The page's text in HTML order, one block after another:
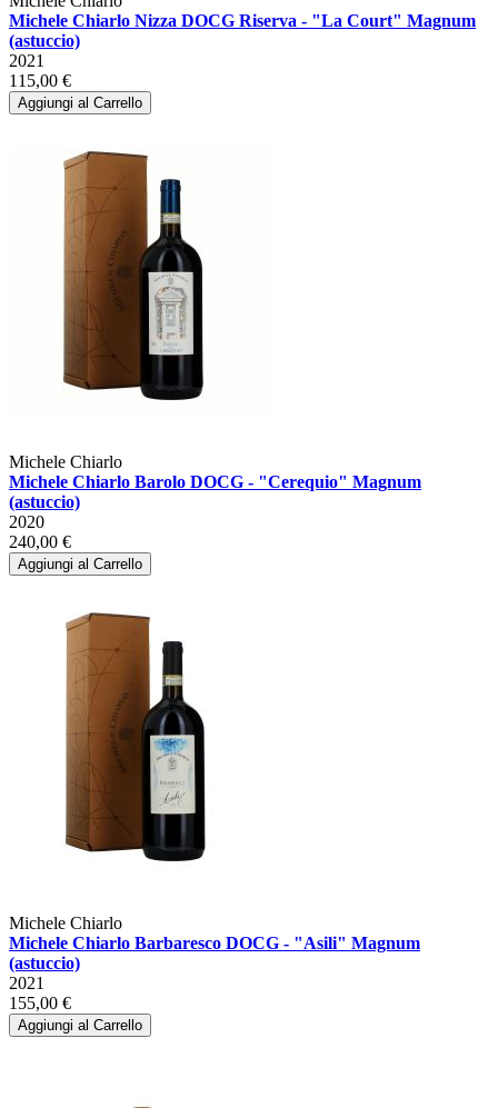
Michele Chiarlo Nizza DOCG Riserva - "La Court" Magnum
(astuccio)
2021
115,00 €
Aggiungi al Carrello
Michele Chiarlo
Michele Chiarlo Barolo DOCG - "Cerequio" Magnum
(astuccio)
2020
240,00 €
Aggiungi al Carrello
Michele Chiarlo
Michele Chiarlo Barbaresco DOCG - "Asili" Magnum
(astuccio)
2021
155,00 €
Aggiungi al Carrello